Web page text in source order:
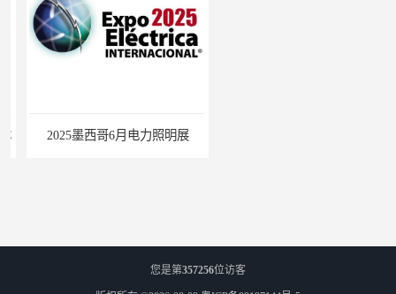
2025墨西哥6月电力照明展
您是第357256位访客